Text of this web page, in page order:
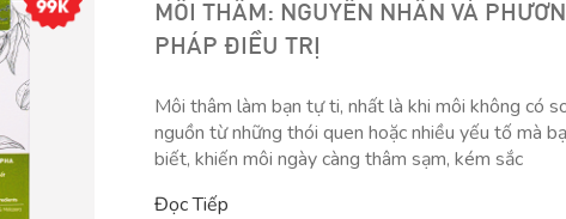
MÔI THÂM: NGUYÊN NHÂN VÀ
PHÁP ĐIỀU TRỊ
Môi thâm làm bạn tự ti, nhất là khi môi không có
nguồn từ những thói quen hoặc nhiều yếu tố mà
biết, khiến môi ngày càng thâm sạm, kém sắc
Đọc Tiếp